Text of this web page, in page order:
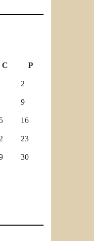
C P
2
9
16
23
30